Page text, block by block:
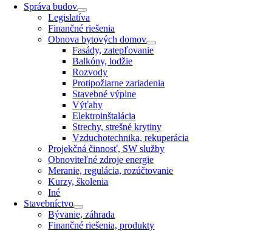
Správa budov
Legislatíva
Finančné riešenia
Obnova bytových domov
Fasády, zatepľovanie
Balkóny, lodžie
Rozvody
Protipožiarne zariadenia
Stavebné výplne
Výťahy
Elektroinštalácia
Strechy, strešné krytiny
Vzduchotechnika, rekuperácia
Projekčná činnosť, SW služby
Obnoviteľné zdroje energie
Meranie, regulácia, rozúčtovanie
Kurzy, školenia
Iné
Stavebníctvo
Bývanie, záhrada
Finančné riešenia, produkty